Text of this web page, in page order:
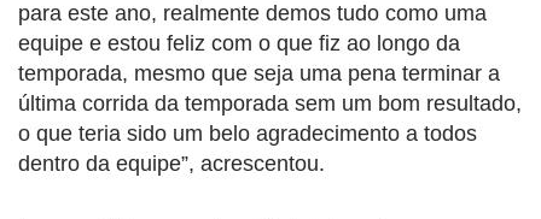
para este ano, realmente demos tudo como uma
equipe e estou feliz com o que fiz ao longo da
temporada, mesmo que seja uma pena terminar a
última corrida da temporada sem um bom resultado,
o que teria sido um belo agradecimento a todos
dentro da equipe”, acrescentou.